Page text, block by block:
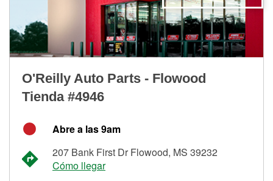
O'Reilly Auto Parts - Flowood
Tienda #4946
Abre a las 9am
207 Bank First Dr Flowood, MS 39232
Cómo llegar